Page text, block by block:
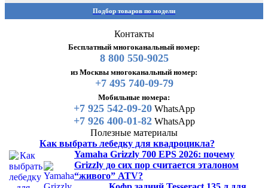
Подбор товаров по модели
Контакты
Бесплатный многоканальный номер:
8 800 550-9025
из Москвы многоканальный номер:
+7 495 740-09-79
Мобильные номера:
+7 925 542-09-20WhatsApp
+7 926 400-01-82WhatsApp
Полезные материалы
Как выбрать лебедку для квадроцикла?
Yamaha Grizzly 700 EPS 2026: почему
Grizzly до сих пор считается эталоном
“живого” ATV?